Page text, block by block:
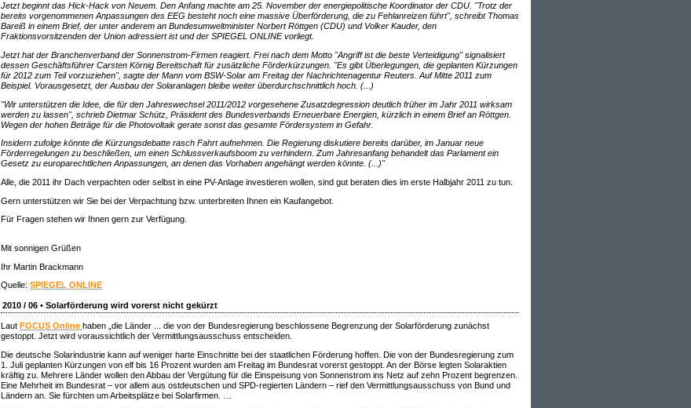
Jetzt beginnt das Hick-Hack von Neuem. Den Anfang machte am 25. November der energiepolitische Koordinator der CDU. "Trotz der
bereits vorgenommenen Anpassungen des EEG besteht noch eine massive Überförderung, die zu Fehlanreizen führt", schreibt Thomas
Bareiß in einem Brief, der unter anderem an Bundesumweltminister Norbert Röttgen (CDU) und Volker Kauder, den
Fraktionsvorsitzenden der Union adressiert ist und der SPIEGEL ONLINE vorliegt.
Jetzt hat der Branchenverband der Sonnenstrom-Firmen reagiert. Frei nach dem Motto "Angriff ist die beste Verteidigung" signalisiert
dessen Geschäftsführer Carsten Körnig Bereitschaft für zusätzliche Förderkürzungen. "Es gibt Überlegungen, die geplanten Kürzungen
für 2012 zum Teil vorzuziehen", sagte der Mann vom BSW-Solar am Freitag der Nachrichtenagentur Reuters. Auf Mitte 2011 zum
Beispiel. Vorausgesetzt, der Ausbau der Solaranlagen bleibe weiter überdurchschnittlich hoch. (...)
"Wir unterstützen die Idee, die für den Jahreswechsel 2011/2012 vorgesehene Zusatzdegression deutlich früher im Jahr 2011 wirksam
werden zu lassen", schrieb Dietmar Schütz, Präsident des Bundesverbands Erneuerbare Energien, kürzlich in einem Brief an Röttgen.
Wegen der hohen Beträge für die Photovoltaik gerate sonst das gesamte Fördersystem in Gefahr.
Insidern zufolge könnte die Kürzungsdebatte rasch Fahrt aufnehmen. Die Regierung diskutiere bereits darüber, im Januar neue
Förderregelungen zu beschließen, um einen Schlussverkaufsboom zu verhindern. Zum Jahresanfang behandelt das Parlament ein
Gesetz zu europarechtlichen Anpassungen, an denen das Vorhaben angehängt werden könnte. (...)"
Alle, die 2011 ihr Dach verpachten oder selbst in eine PV-Anlage investieren wollen, sind gut beraten dies im erste Halbjahr 2011 zu tun.
Gern unterstützen wir Sie bei der Verpachtung bzw. unterbreiten Ihnen ein Kaufangebot.
Für Fragen stehen wir Ihnen gern zur Verfügung.
Mit sonnigen Grüßen
Ihr Martin Brackmann
Quelle: SPIEGEL ONLINE
2010 / 06 • Solarförderung wird vorerst nicht gekürzt
Laut FOCUS Online haben „die Länder ... die von der Bundesregierung beschlossene Begrenzung der Solarförderung zunächst
gestoppt. Jetzt wird voraussichtlich der Vermittlungsausschuss entscheiden.
Die deutsche Solarindustrie kann auf weniger harte Einschnitte bei der staatlichen Förderung hoffen. Die von der Bundesregierung zum
1. Juli geplanten Kürzungen von elf bis 16 Prozent wurden am Freitag im Bundesrat vorerst gestoppt. An der Börse legten Solaraktien
kräftig zu. Mehrere Länder wollen den Abbau der Vergütung für die Einspeisung von Sonnenstrom ins Netz auf zehn Prozent begrenzen.
Eine Mehrheit im Bundesrat – vor allem aus ostdeutschen und SPD-regierten Ländern – rief den Vermittlungsausschuss von Bund und
Ländern an. Sie fürchten um Arbeitsplätze bei Solarfirmen. …